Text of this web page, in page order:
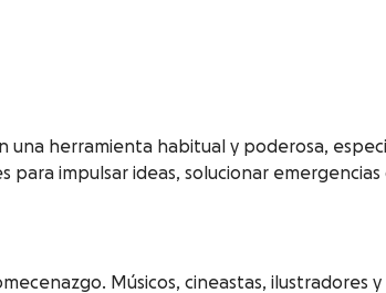
una herramienta habitual y poderosa,
impulsar ideas, solucionar
Músicos, cineastas,